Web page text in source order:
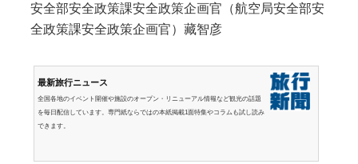
安全部安全政策課安全政策企画官（航空局安全部安
全政策課安全政策企画官）藏智彦
最新旅行ニュース
全国各地のイベント開催や施設のオープン・リニューアル情報など観光の話題
を毎日配信しています。専門紙ならではの本紙掲載1面特集やコラムも試し読み
できます。